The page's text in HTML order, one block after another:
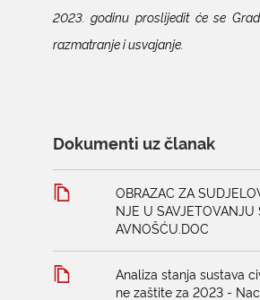
2023. godinu proslijedit će se
razmatranje i usvajanje.
Dokumenti uz članak
OBRAZAC ZA
NJE U SAVJETOVANJU
AVNOŠĆU.DOC
Analiza stanja sustava
ne zaštite za 2023 -